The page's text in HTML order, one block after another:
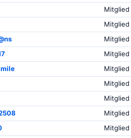
Mitglied
Mitglied
Mitglied
Mitglied
Mitglied
Mitglied
Mitglied
Mitglied
Mitglied